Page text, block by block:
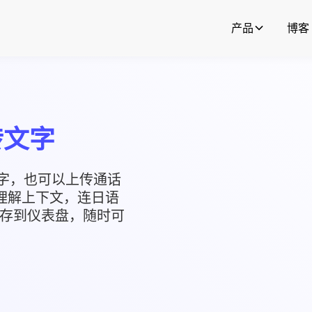
产品 博客
字
，也可以上传通话
解上下文，连日语
到仪表盘，随时可